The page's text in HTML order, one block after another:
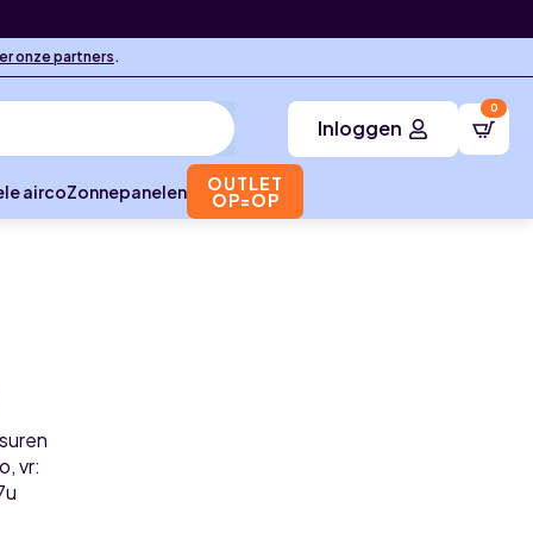
onze partners.
Inloggen
0
aircoZonnepanelen OUTLET
OP=OP
vr: